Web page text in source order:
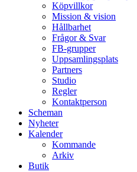
Köpvillkor
Mission & vision
Hållbarhet
Frågor & Svar
FB-grupper
Uppsamlingsplats
Partners
Studio
Regler
Kontaktperson
Scheman
Nyheter
Kalender
Kommande
Arkiv
Butik